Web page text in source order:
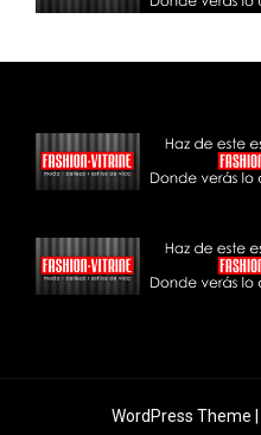
WordPress Theme |